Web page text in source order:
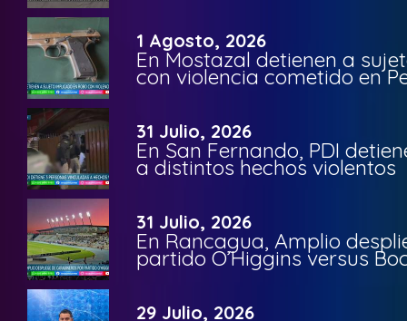
1 Agosto, 2026
En Mostazal detienen a
con violencia cometido en
31 Julio, 2026
En San Fernando, PDI
a distintos hechos violentos
31 Julio, 2026
En Rancagua, Amplio
partido O’Higgins versus
29 Julio, 2026